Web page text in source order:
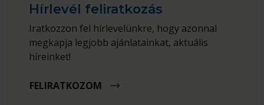
Hírlevél feliratkozás
Iratkozzon fel hírlevelünkre, hogy azonnal
megkapja legjobb ajánlatainkat, aktuális
híreinket!
FELIRATKOZOM